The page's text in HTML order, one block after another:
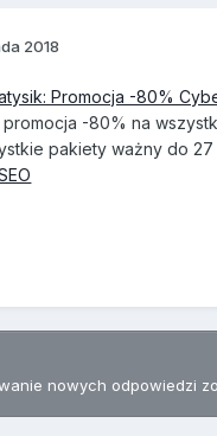
2018
Promocja -80%
-80% na
pakiety ważny do 27
nowych odpowiedzi